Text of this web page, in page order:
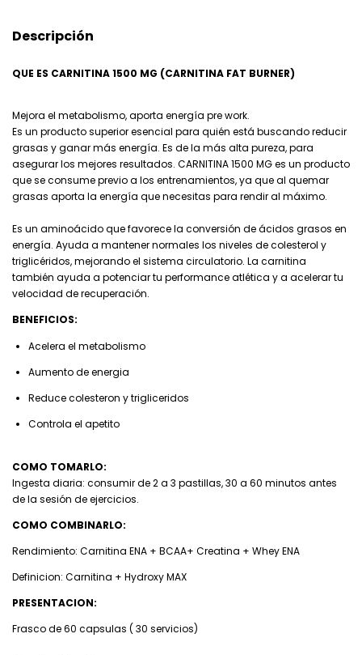
Descripción
QUE ES CARNITINA 1500 MG (CARNITINA FAT BURNER)
Mejora el metabolismo, aporta energía pre work.
Es un producto superior esencial para quién está buscando reducir
grasas y ganar más energía. Es de la más alta pureza, para
asegurar los mejores resultados. CARNITINA 1500 MG es un producto
que se consume previo a los entrenamientos, ya que al quemar
grasas aporta la energía que necesitas para rendir al máximo.
Es un aminoácido que favorece la conversión de ácidos grasos en
energía. Ayuda a mantener normales los niveles de colesterol y
triglicéridos, mejorando el sistema circulatorio. La carnitina
también ayuda a potenciar tu performance atlética y a acelerar tu
velocidad de recuperación.
BENEFICIOS:
Acelera el metabolismo
Aumento de energia
Reduce colesteron y trigliceridos
Controla el apetito
COMO TOMARLO:
Ingesta diaria: consumir de 2 a 3 pastillas, 30 a 60 minutos antes
de la sesión de ejercicios.
COMO COMBINARLO:
Rendimiento: Carnitina ENA + BCAA+ Creatina + Whey ENA
Definicion: Carnitina + Hydroxy MAX
PRESENTACION:
Frasco de 60 capsulas ( 30 servicios)